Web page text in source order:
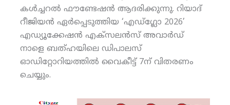
കള്‍ച്ചറല്‍ ഫൗണ്ടേഷന്‍ ആദരിക്കുന്നു. റിയാദ്
റീജിയന്‍ ഏര്‍പ്പെടുത്തിയ ‘എഡ്‌ഗ്ലോ 2026’
എഡ്യൂക്കേഷന്‍ എക്‌സലന്‍സ് അവാര്‍ഡ്
നാളെ ബത്ഹയിലെ ഡിപാലസ്
ഓഡിറ്റോറിയത്തില്‍ വൈകീട്ട് 7ന് വിതരണം
ചെയ്യും.